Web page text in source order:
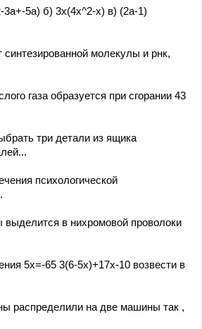
5а) б) 3x(4x^2-x) в) (2а-1)
синтезированной молекулы и рнк,
газа образуется при сгорании 43
три детали из ящика
психологической
в нихромовой проволоки
5x=-65 3(6-5x)+17x-10 возвести в
распределили на две машины так ,